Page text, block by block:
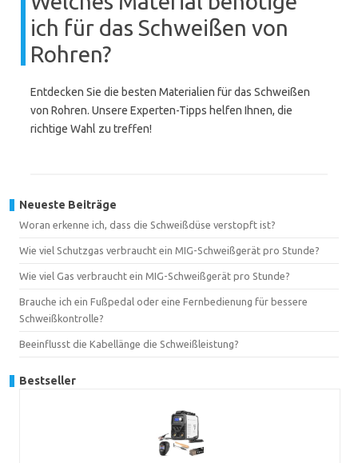
ich für das Schweißen von
Rohren?
Entdecken Sie die besten Materialien für das Schweißen
von Rohren. Unsere Experten-Tipps helfen Ihnen, die
richtige Wahl zu treffen!
Neueste Beiträge
Woran erkenne ich, dass die Schweißdüse verstopft ist?
Wie viel Schutzgas verbraucht ein MIG-Schweißgerät pro Stunde?
Wie viel Gas verbraucht ein MIG-Schweißgerät pro Stunde?
Brauche ich ein Fußpedal oder eine Fernbedienung für bessere
Schweißkontrolle?
Beeinflusst die Kabellänge die Schweißleistung?
Bestseller